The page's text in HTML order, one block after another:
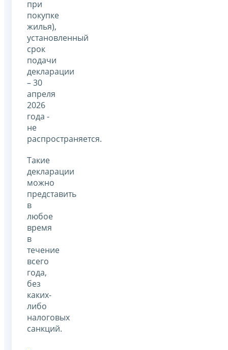
при
покупке
жилья),
установленный
срок
подачи
декларации
– 30
апреля
2026
года -
не
распространяется.
Такие
декларации
можно
представить
в
любое
время
в
течение
всего
года,
без
каких-
либо
налоговых
санкций.